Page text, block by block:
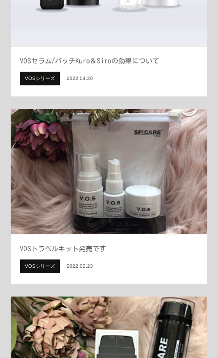
VOSセラム/パッチKuro＆Siroの効果について
VOSシリーズ 2022.04.20
VOSトラベルキット発売です
VOSシリーズ 2022.02.23